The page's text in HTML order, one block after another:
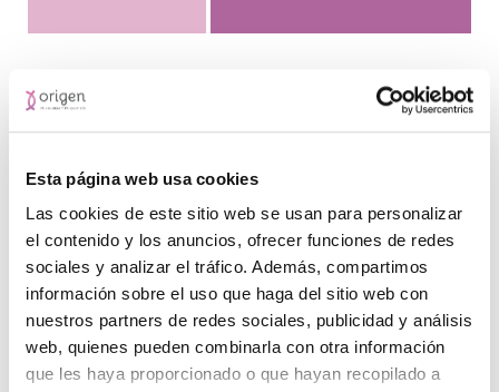
Esta página web usa cookies
Las cookies de este sitio web se usan para personalizar
el contenido y los anuncios, ofrecer funciones de redes
sociales y analizar el tráfico. Además, compartimos
información sobre el uso que haga del sitio web con
nuestros partners de redes sociales, publicidad y análisis
web, quienes pueden combinarla con otra información
que les haya proporcionado o que hayan recopilado a
Resultados del tratamiento para
la Bulimia Nerviosa
Disminuirás el peso
Regularás tu ingesta alimentaria
Realizarás una práctica de hábitos saludables
Controlarás los atracones
Disminuirás las conductas compensatorias
Aumentarás tu autoestima y la confianza en ti mismo/
Aprenderás a regular las emociones desagradables
Tipo de tratamiento para la